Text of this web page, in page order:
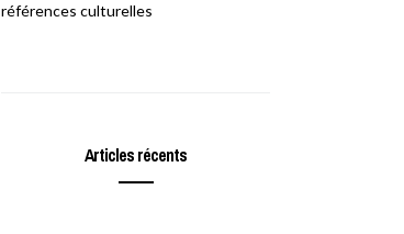
références culturelles
Articles récents